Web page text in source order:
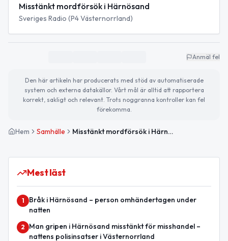
Misstänkt mordförsök i Härnösand
Sveriges Radio (P4 Västernorrland)
Anmäl fel
Den här artikeln har producerats med stöd av automatiserade
system och externa datakällor. Vårt mål är alltid att rapportera
korrekt, sakligt och relevant. Trots noggranna kontroller kan fel
förekomma.
Hem Samhälle Misstänkt mordförsök i Härnösand – barn misstänks ha skadat syskon
Mest läst
1
Bråk i Härnösand – person omhändertagen under
natten
2
Man gripen i Härnösand misstänkt för misshandel –
nattens polisinsatser i Västernorrland